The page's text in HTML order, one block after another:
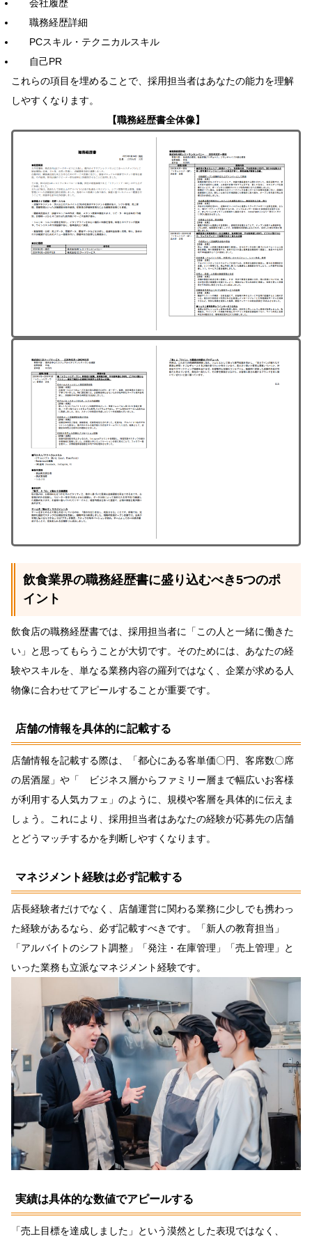
会社履歴
職務経歴詳細
PCスキル・テクニカルスキル
自己PR
これらの項目を埋めることで、採用担当者はあなたの能力を理解
しやすくなります。
【職務経歴書全体像】
飲食業界の職務経歴書に盛り込むべき5つのポ
イント
飲食店の職務経歴書では、採用担当者に「この人と一緒に働きた
い」と思ってもらうことが大切です。そのためには、あなたの経
験やスキルを、単なる業務内容の羅列ではなく、企業が求める人
物像に合わせてアピールすることが重要です。
店舗の情報を具体的に記載する
店舗情報を記載する際は、「都心にある客単価〇円、客席数〇席
の居酒屋」や「 ビジネス層からファミリー層まで幅広いお客様
が利用する人気カフェ」のように、規模や客層を具体的に伝えま
しょう。これにより、採用担当者はあなたの経験が応募先の店舗
とどうマッチするかを判断しやすくなります。
マネジメント経験は必ず記載する
店長経験者だけでなく、店舗運営に関わる業務に少しでも携わっ
た経験があるなら、必ず記載すべきです。「新人の教育担当」
「アルバイトのシフト調整」「発注・在庫管理」「売上管理」と
いった業務も立派なマネジメント経験です。
実績は具体的な数値でアピールする
「売上目標を達成しました」という漠然とした表現ではなく、